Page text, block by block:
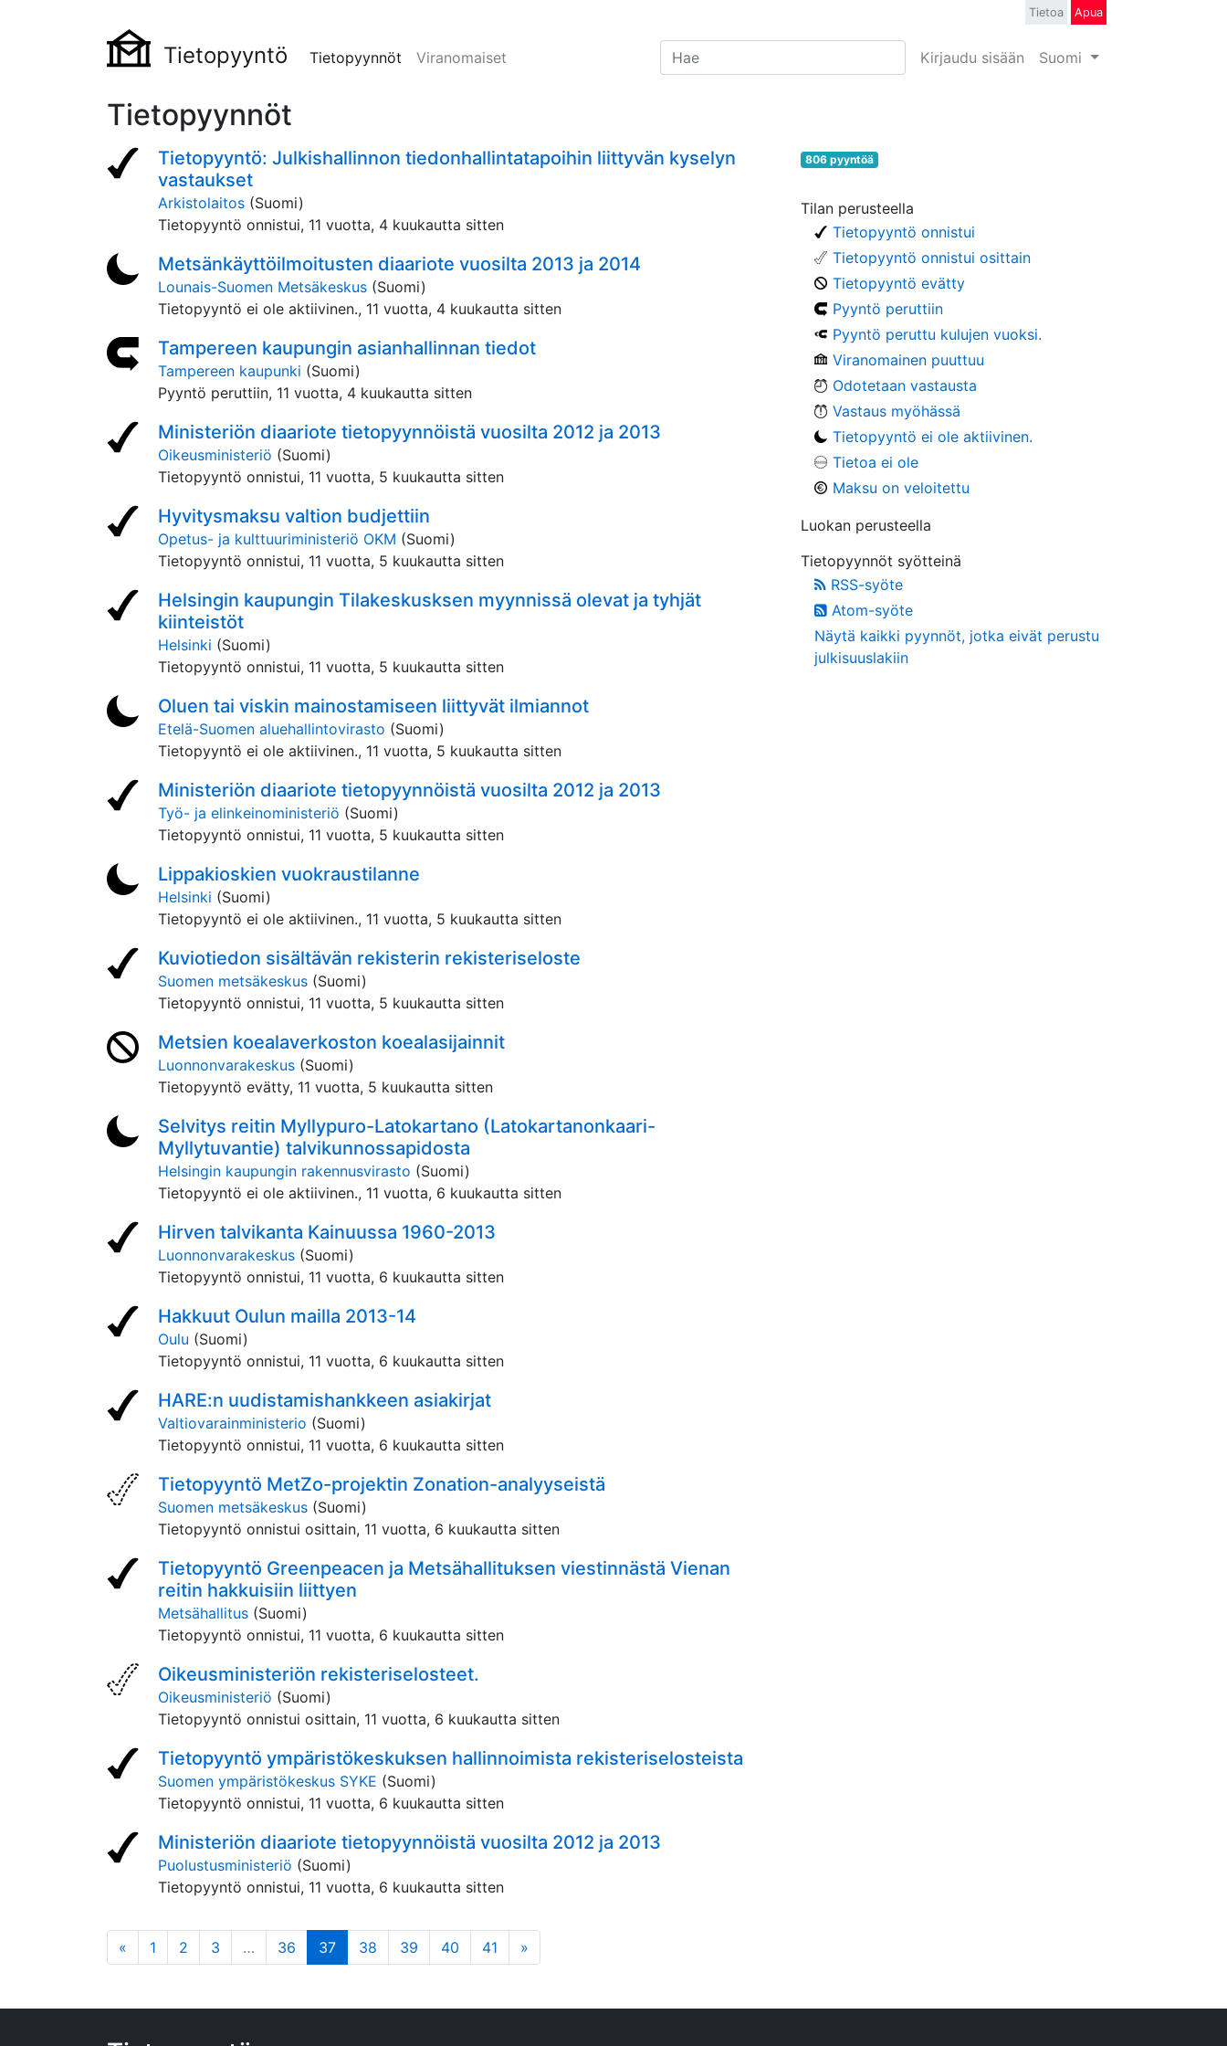
Tietopyyntö Tietopyynnöt Viranomaiset Kirjaudu sisään Suomi
Tietoa Apua
Tietopyynnöt
Tietopyyntö: Julkishallinnon tiedonhallintatapoihin liittyvän kyselyn
vastaukset
Arkistolaitos (Suomi)
Tietopyyntö onnistui, 11 vuotta, 4 kuukautta sitten
Metsänkäyttöilmoitusten diaariote vuosilta 2013 ja 2014
Lounais-Suomen Metsäkeskus (Suomi)
Tietopyyntö ei ole aktiivinen., 11 vuotta, 4 kuukautta sitten
Tampereen kaupungin asianhallinnan tiedot
Tampereen kaupunki (Suomi)
Pyyntö peruttiin, 11 vuotta, 4 kuukautta sitten
Ministeriön diaariote tietopyynnöistä vuosilta 2012 ja 2013
Oikeusministeriö (Suomi)
Tietopyyntö onnistui, 11 vuotta, 5 kuukautta sitten
Hyvitysmaksu valtion budjettiin
Opetus- ja kulttuuriministeriö OKM (Suomi)
Tietopyyntö onnistui, 11 vuotta, 5 kuukautta sitten
Helsingin kaupungin Tilakeskusksen myynnissä olevat ja tyhjät
kiinteistöt
Helsinki (Suomi)
Tietopyyntö onnistui, 11 vuotta, 5 kuukautta sitten
Oluen tai viskin mainostamiseen liittyvät ilmiannot
Etelä-Suomen aluehallintovirasto (Suomi)
Tietopyyntö ei ole aktiivinen., 11 vuotta, 5 kuukautta sitten
Ministeriön diaariote tietopyynnöistä vuosilta 2012 ja 2013
Työ- ja elinkeinoministeriö (Suomi)
Tietopyyntö onnistui, 11 vuotta, 5 kuukautta sitten
Lippakioskien vuokraustilanne
Helsinki (Suomi)
Tietopyyntö ei ole aktiivinen., 11 vuotta, 5 kuukautta sitten
Kuviotiedon sisältävän rekisterin rekisteriseloste
Suomen metsäkeskus (Suomi)
Tietopyyntö onnistui, 11 vuotta, 5 kuukautta sitten
Metsien koealaverkoston koealasijainnit
Luonnonvarakeskus (Suomi)
Tietopyyntö evätty, 11 vuotta, 5 kuukautta sitten
Selvitys reitin Myllypuro-Latokartano (Latokartanonkaari-
Myllytuvantie) talvikunnossapidosta
Helsingin kaupungin rakennusvirasto (Suomi)
Tietopyyntö ei ole aktiivinen., 11 vuotta, 6 kuukautta sitten
Hirven talvikanta Kainuussa 1960-2013
Luonnonvarakeskus (Suomi)
Tietopyyntö onnistui, 11 vuotta, 6 kuukautta sitten
Hakkuut Oulun mailla 2013-14
Oulu (Suomi)
Tietopyyntö onnistui, 11 vuotta, 6 kuukautta sitten
HARE:n uudistamishankkeen asiakirjat
Valtiovarainministerio (Suomi)
Tietopyyntö onnistui, 11 vuotta, 6 kuukautta sitten
Tietopyyntö MetZo-projektin Zonation-analyyseistä
Suomen metsäkeskus (Suomi)
Tietopyyntö onnistui osittain, 11 vuotta, 6 kuukautta sitten
Tietopyyntö Greenpeacen ja Metsähallituksen viestinnästä Vienan
reitin hakkuisiin liittyen
Metsähallitus (Suomi)
Tietopyyntö onnistui, 11 vuotta, 6 kuukautta sitten
Oikeusministeriön rekisteriselosteet.
Oikeusministeriö (Suomi)
Tietopyyntö onnistui osittain, 11 vuotta, 6 kuukautta sitten
Tietopyyntö ympäristökeskuksen hallinnoimista rekisteriselosteista
Suomen ympäristökeskus SYKE (Suomi)
Tietopyyntö onnistui, 11 vuotta, 6 kuukautta sitten
Ministeriön diaariote tietopyynnöistä vuosilta 2012 ja 2013
Puolustusministeriö (Suomi)
Tietopyyntö onnistui, 11 vuotta, 6 kuukautta sitten
« edellinen
1 2 3 … 36 37(tämä sivu)
38 39 40 41 »
806 pyyntöä
Tilan perusteella
Tietopyyntö onnistui
Tietopyyntö onnistui osittain
Tietopyyntö evätty
Pyyntö peruttiin
Pyyntö peruttu kulujen vuoksi.
Viranomainen puuttuu
Odotetaan vastausta
Vastaus myöhässä
Tietopyyntö ei ole aktiivinen.
Tietoa ei ole
Maksu on veloitettu
Luokan perusteella
Tietopyynnöt syötteinä
RSS-syöte
Atom-syöte
Näytä kaikki pyynnöt, jotka eivät perustu
julkisuuslakiin